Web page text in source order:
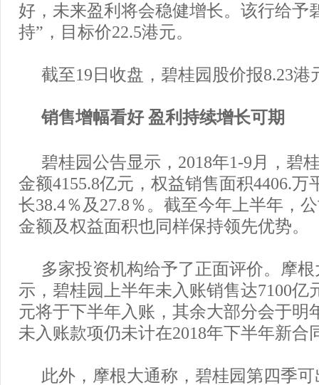
好，未来盈利将会稳健增长。该行给予
持”，目标价22.5港元。
截至19日收盘，碧桂园股价报8.23港
销售增幅看好 盈利持续增长可期
碧桂园公告显示，2018年1-9月，碧
金额4155.8亿元，权益销售面积4406.万
长38.4％及27.8％。截至今年上半年，
金额及权益面积也同样保持领先优势。
多家投资机构给予了正面评价。摩
示，碧桂园上半年未入账销售达7100亿
元将于下半年入账，其余大部分会于明
未入账款项仍未计在2018年下半年新合
此外，摩根大通称，碧桂园第四季可